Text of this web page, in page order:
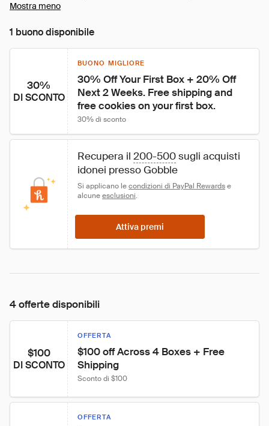
Mostra meno
1 buono disponibile
30%
DI SCONTO
BUONO MIGLIORE
30% Off Your First Box + 20% Off
Next 2 Weeks. Free shipping and
free cookies on your first box.
30% di sconto
Recupera il 200-500 sugli acquisti
idonei presso Gobble
Si applicano le condizioni di PayPal Rewards e
alcune esclusioni.
Attiva premi
4 offerte disponibili
$100
DI SCONTO
OFFERTA
$100 off Across 4 Boxes + Free
Shipping
Sconto di $100
OFFERTA